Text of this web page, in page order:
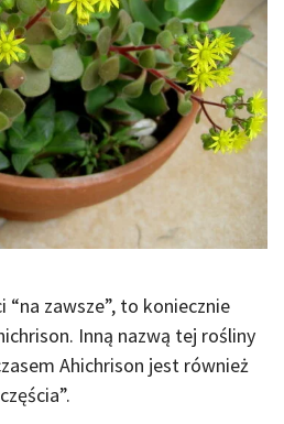
“na zawsze”, to koniecznie
Inną nazwą tej rośliny
Ahichrison jest również